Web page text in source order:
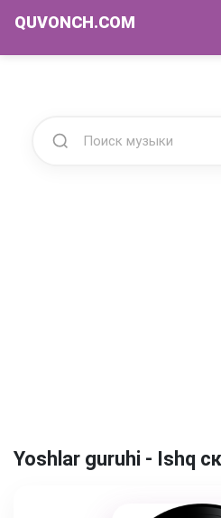
QUVONCH.COM
Yoshlar guruhi - Ishq